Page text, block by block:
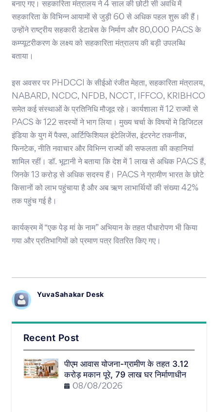
बनाए गए। सहकारिता मंत्रालय ने 4 साल की छोटी सी अवधि में
सहकारिता के विभिन्न आयामों से जुड़ी 60 से अधिक पहल शुरू की हैं।
उन्होंने राष्ट्रीय सहकारी डेटाबेस के निर्माण और 80,000 PACS के
कम्प्यूटरीकरण के लक्ष्य को सहकारिता मंत्रालय की बड़ी उपलब्धि
बताया।
इस अवसर पर PHDCCI के सीईओ रंजीत मेहता, सहकारिता मंत्रालय,
NABARD, NCDC, NFDB, NCCT, IFFCO, KRIBHCO
समेत कई संस्थाओं के प्रतिनिधि मौजूद रहे। कार्यशाला में 12 राज्यों से
PACS के 122 सदस्यों ने भाग लिया। मुख्य चर्चा के विषयों मे डिजिटल
इंडिया के युग में पैक्स, आर्टिफिशियल इंटेलिजेंस, इंटरनेट तकनीक,
फिनटेक, नीति नवाचार और विभिन्न राज्यों की सफलता की कहानियां
शामिल रहीं। डॉ. भूटानी ने बताया कि देश में 1 लाख से अधिक PACS हैं,
जिनके 13 करोड़ से अधिक सदस्य हैं। PACS ने ग्रामीण भारत के छोटे
किसानों को लाभ पहुंचाया है और अब ऋण लाभार्थियों की संख्या 42%
तक पहुंच गई है।
कार्यक्रम में “एक पेड़ मां के नाम” अभियान के तहत पौधारोपण भी किया
गया और प्रतिभागियों को प्रमाण पत्र वितरित किए गए।
YuvaSahakar Desk
Recent Post
पीएम आवास योजना-ग्रामीण के तहत 3.12
करोड़ मकान पूरे, 79 लाख घर निर्माणाधीन
08/08/2026